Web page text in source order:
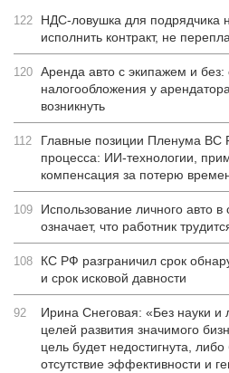
122
НДС-ловушка для подрядчика
исполнить контракт, не
120 Аренда авто с экипажем и без:
налогообложения у
возникнуть
112
Главные позиции Пленума ВС
процесса: ИИ-технологии,
компенсация за потерю
109
Использование личного авто
означает, что работник
108
КС РФ разграничил срок
и срок исковой давности
92
Ирина Снеговая: «Без науки и
целей развития значимого
цель будет недостигнута,
отсутствие эффективности и